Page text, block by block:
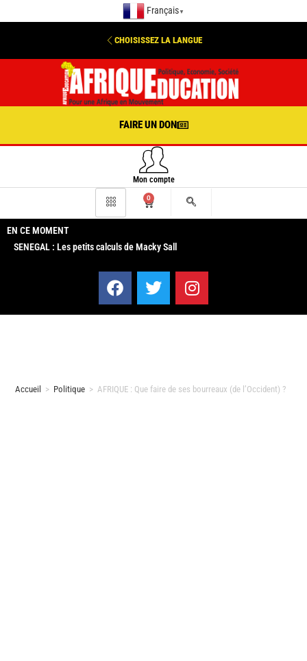
Français ▼
CHOISISSEZ LA LANGUE
FAIRE UN DON
Mon compte
0
EN CE MOMENT
SENEGAL : Les petits calculs de Macky Sall
Accueil > Politique > AFRIQUE : Que faire de ses bourreaux (de l’Occident) ?